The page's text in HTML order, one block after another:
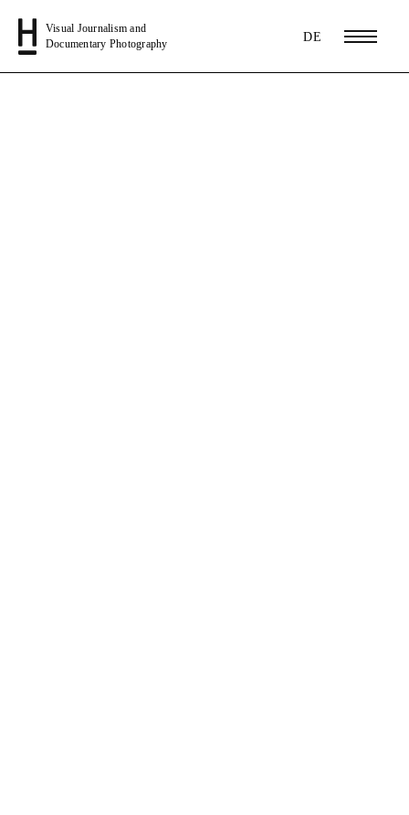
Visual Journalism and
Documentary Photography
DE